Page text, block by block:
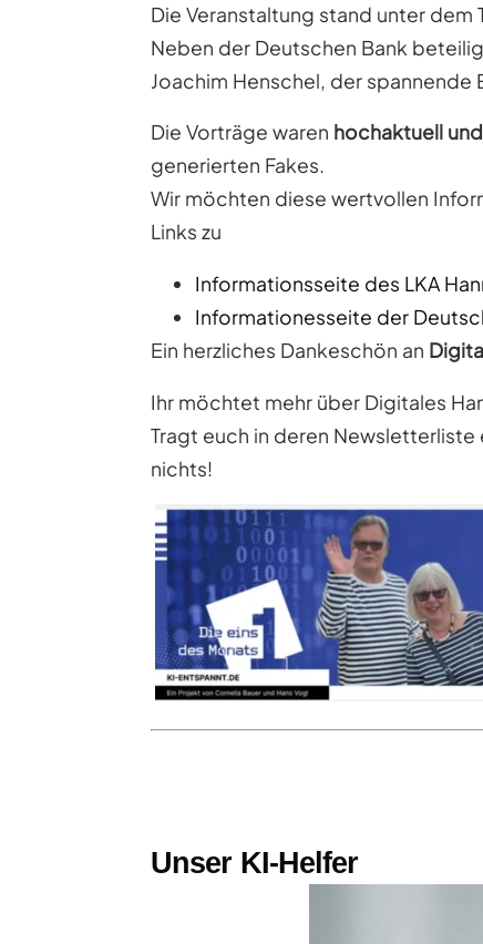
Die Veranstaltung stand unter dem
Neben der Deutschen Bank
Joachim Henschel, der spannende
Die Vorträge waren hochaktuell
generierten Fakes.
Wir möchten diese wertvollen
Links zu
Informationsseite des LKA
Informationesseite der
Ein herzliches Dankeschön an
Ihr möchtet mehr über Digitales
Tragt euch in deren Newsletterliste
nichts!
Unser KI-Helfer